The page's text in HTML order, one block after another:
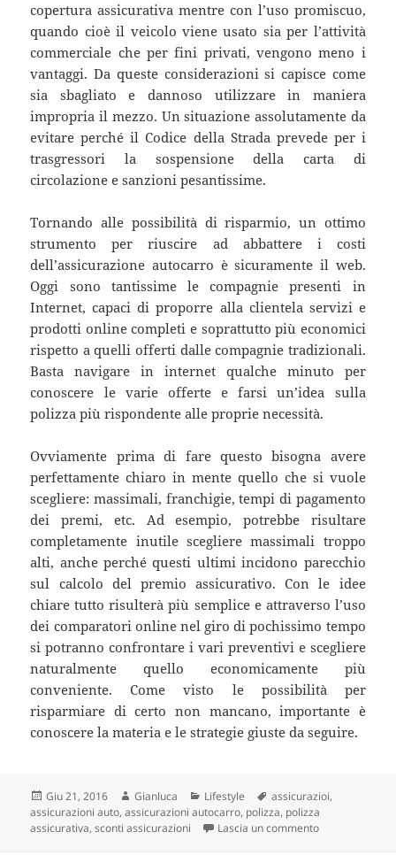
copertura assicurativa mentre con l’uso promiscuo,
quando cioè il veicolo viene usato sia per l’attività
commerciale che per fini privati, vengono meno i
vantaggi. Da queste considerazioni si capisce come
sia sbagliato e dannoso utilizzare in maniera
impropria il mezzo. Un situazione assolutamente da
evitare perché il Codice della Strada prevede per i
trasgressori la sospensione della carta di
circolazione e sanzioni pesantissime.
Tornando alle possibilità di risparmio, un ottimo
strumento per riuscire ad abbattere i costi
dell’assicurazione autocarro è sicuramente il web.
Oggi sono tantissime le compagnie presenti in
Internet, capaci di proporre alla clientela servizi e
prodotti online completi e soprattutto più economici
rispetto a quelli offerti dalle compagnie tradizionali.
Basta navigare in internet qualche minuto per
conoscere le varie offerte e farsi un’idea sulla
polizza più rispondente alle proprie necessità.
Ovviamente prima di fare questo bisogna avere
perfettamente chiaro in mente quello che si vuole
scegliere: massimali, franchigie, tempi di pagamento
dei premi, etc. Ad esempio, potrebbe risultare
completamente inutile scegliere massimali troppo
alti, anche perché questi ultimi incidono parecchio
sul calcolo del premio assicurativo. Con le idee
chiare tutto risulterà più semplice e attraverso l’uso
dei comparatori online nel giro di pochissimo tempo
si potranno confrontare i vari preventivi e scegliere
naturalmente quello economicamente più
conveniente. Come visto le possibilità per
risparmiare di certo non mancano, importante è
conoscere la materia e le strategie giuste da seguire.
Scritto
il
Giu 21, 2016 Autore
Gianluca Categorie
Lifestyle Tag
assicurazioi,
assicurazioni auto,assicurazioni autocarro, polizza, polizza
assicurativa,sconti assicurazioni Lascia un commentosu Risparmiare